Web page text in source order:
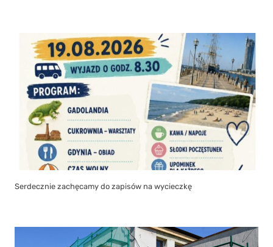
Serdecznie zachęcamy do zapisów na wycieczkę